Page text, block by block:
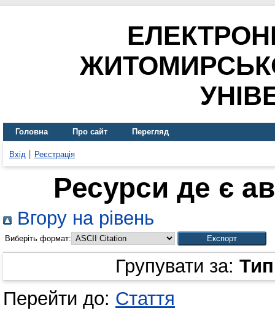
Головна Про сайт Перегляд
Вхід Реєстрація
Ресурси де є
Вгору на рівень
Виберіть формат:
Групувати за:
Перейти до: Стаття